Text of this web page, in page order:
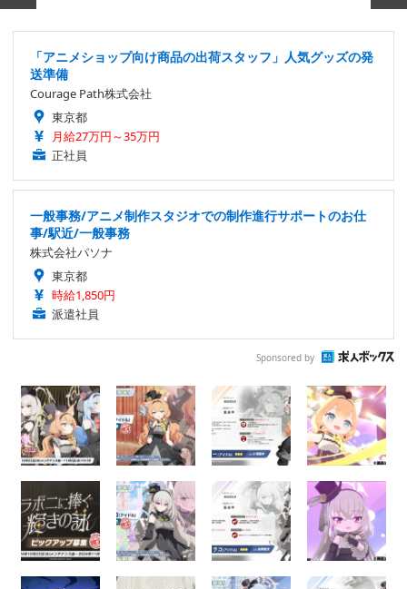
「アニメショップ向け商品の出荷スタッフ」人気グッズの発
送準備
Courage Path株式会社
東京都
月給27万円～35万円
正社員
一般事務/アニメ制作スタジオでの制作進行サポートのお仕
事/駅近/一般事務
株式会社パソナ
東京都
時給1,850円
派遣社員
Sponsored by